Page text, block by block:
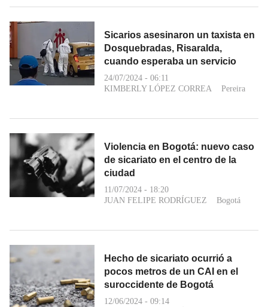
Sicarios asesinaron un taxista en
Dosquebradas, Risaralda,
cuando esperaba un servicio
24/07/2024 - 06:11
KIMBERLY LÓPEZ CORREA
Pereira
Violencia en Bogotá: nuevo caso
de sicariato en el centro de la
ciudad
11/07/2024 - 18:20
JUAN FELIPE RODRÍGUEZ
Bogotá
Hecho de sicariato ocurrió a
pocos metros de un CAI en el
suroccidente de Bogotá
12/06/2024 - 09:14